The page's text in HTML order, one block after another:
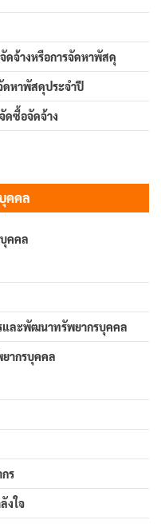
ดจ้างหรือการจัดหาพัสดุ
ดหาพัสดุประจำปี
ดซื้อจัดจ้าง
คคล
คคล
และพัฒนาทรัพยากรบุคคล
ากรบุคคล
ร
งใจ